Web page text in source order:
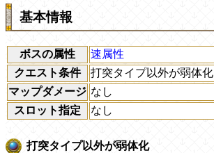
基本情報
ボスの属性
速属性
クエスト条件
打突タイプ以外が弱体化
マップダメージ なし
スロット指定
なし
打突タイプ以外が弱体化